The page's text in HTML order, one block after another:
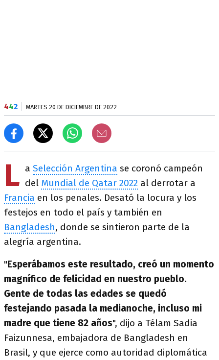
442 MARTES 20 DE DICIEMBRE DE 2022
L a Selección Argentina se coronó campeón
del Mundial de Qatar 2022 al derrotar a
Francia en los penales. Desató la locura y los
festejos en todo el país y también en
Bangladesh, donde se sintieron parte de la
alegría argentina.
"Esperábamos este resultado, creó un momento
magnífico de felicidad en nuestro pueblo.
Gente de todas las edades se quedó
festejando pasada la medianoche, incluso mi
madre que tiene 82 años", dijo a Télam Sadia
Faizunnesa, embajadora de Bangladesh en
Brasil, y que ejerce como autoridad diplomática